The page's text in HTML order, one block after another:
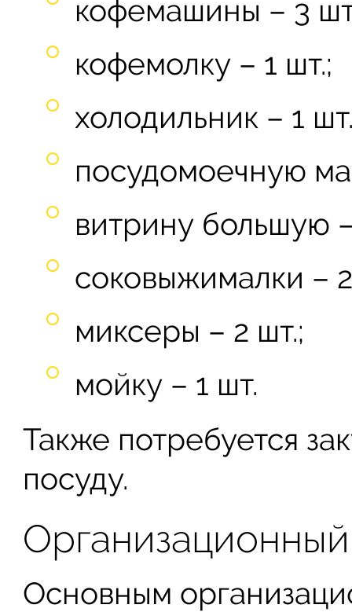
кофемашины – 3
кофемолку – 1 шт.;
холодильник – 1
посудомоечную
витрину большую
соковыжималки –
миксеры – 2 шт.;
мойку – 1 шт.
Также потребуется
посуду.
Основным